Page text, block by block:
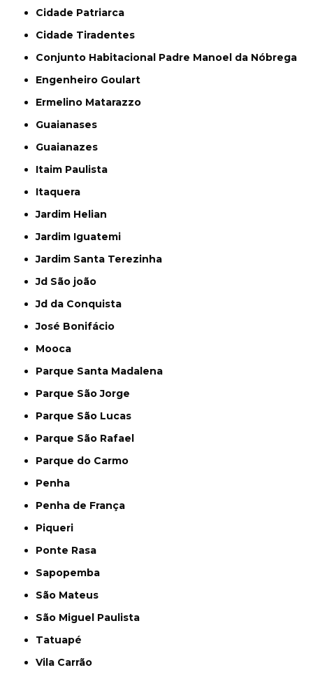
Cidade Patriarca
Cidade Tiradentes
Conjunto Habitacional Padre Manoel da Nóbrega
Engenheiro Goulart
Ermelino Matarazzo
Guaianases
Guaianazes
Itaim Paulista
Itaquera
Jardim Helian
Jardim Iguatemi
Jardim Santa Terezinha
Jd São joão
Jd da Conquista
José Bonifácio
Mooca
Parque Santa Madalena
Parque São Jorge
Parque São Lucas
Parque São Rafael
Parque do Carmo
Penha
Penha de França
Piqueri
Ponte Rasa
Sapopemba
São Mateus
São Miguel Paulista
Tatuapé
Vila Carrão